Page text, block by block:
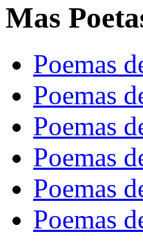
Mas
Poemas
Poemas
Poemas
Poemas
Poemas
Poemas